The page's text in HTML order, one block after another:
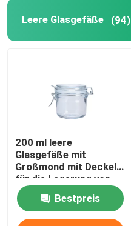
Kosmetiktiegel aus Glas
Leere Glasgefäße (94)
200 ml leere
Glasgefäße mit
Großmond mit Deckel
für die Lagerung von
Lebensmitteln
Bestpreis